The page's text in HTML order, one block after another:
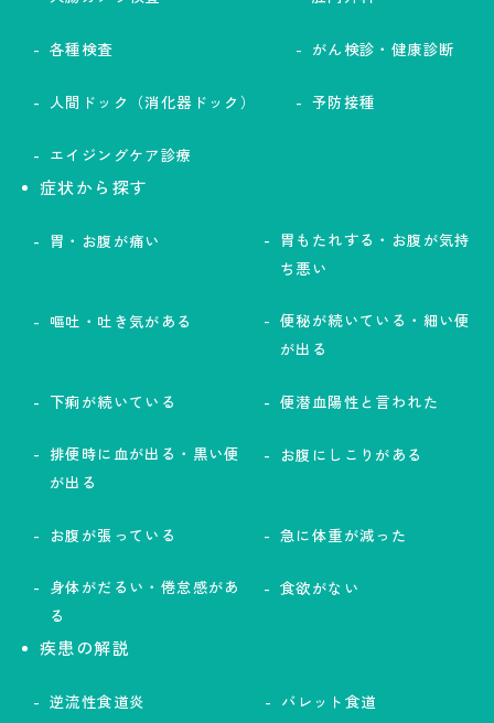
各種検査 がん検診・健康診断
人間ドック（消化器ドック） 予防接種
エイジングケア診療
症状から探す
胃・お腹が痛い
胃もたれする・お腹が気持
ち悪い
嘔吐・吐き気がある
便秘が続いている・細い便
が出る
下痢が続いている 便潜血陽性と言われた
排便時に血が出る・黒い便
が出る
お腹にしこりがある
お腹が張っている 急に体重が減った
身体がだるい・倦怠感があ
る
食欲がない
疾患の解説
逆流性食道炎 バレット食道